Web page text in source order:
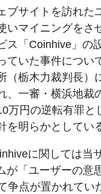
ブサイトを訪れた
いマイニングをさ
ス「Coinhive」の
ていた事件につい
（栃木力裁判長）
、一審・横浜地裁
万円の逆転有罪と
を明らかとしてい
に関しては当
「ユーザーの意
争点が置かれてい